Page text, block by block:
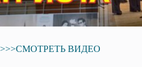
>>>СМОТРЕТЬ ВИДЕО